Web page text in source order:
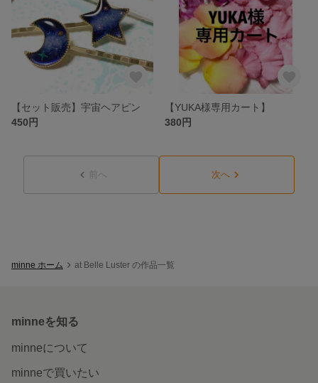
【セット販売】宇宙ヘアピン
450円
【YUKA様専用カート】
380円
前へ 次へ
minne ホーム at Belle Luster の作品一覧
minneを知る
minneについて
minneで買いたい